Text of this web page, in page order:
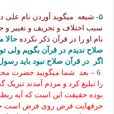
۵-
شیعه میگوید آوردن نام علی
سبب اختلاف و تحریف و تغییر و
نام او را در قرآن ذکر نکردهحالا
صلاح ندیدم در قرآن بگویم
اگر در قرآن صلاح نبود باید
بعد شما میگویید حضرت
را تبلیغ کرد و مردم آمدند
بوده حقیقت این است که آیه
حرفهایت فرض روی فرض است